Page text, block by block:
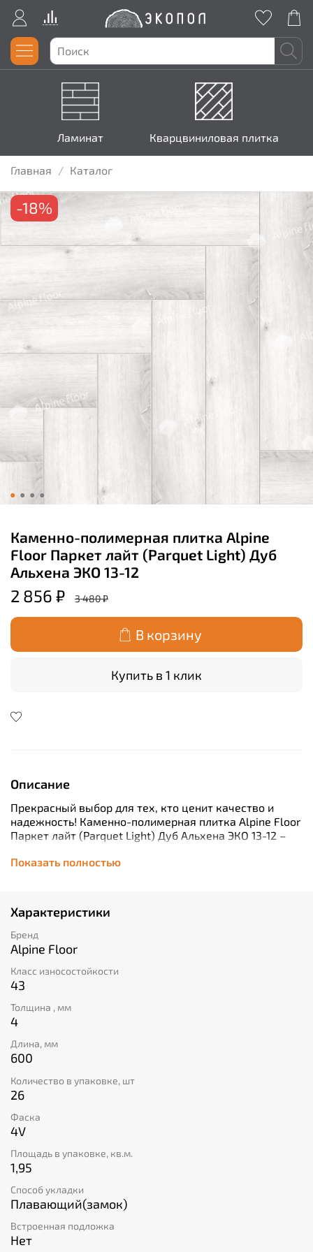
Ламинат Кварцвиниловая плитка
Главная Каталог
-18%
Каменно-полимерная плитка Alpine
Floor Паркет лайт (Parquet Light) Дуб
Альхена ЭКО 13-12
2 856 ₽ 3 480 ₽
В корзину
Купить в 1 клик
Описание
Прекрасный выбор для тех, кто ценит качество и
надежность! Каменно-полимерная плитка Alpine Floor
Паркет лайт (Parquet Light) Дуб Альхена ЭКО 13-12 –
Благодаря классу износостойкости 43, эта плитка
мм, что делает ее легкой и удобной при монтаже. А
благодаря плавающему способу укладки (замок)
установка этой плитки станет быстрой и простой
задачей даже для новичков. И самое главное, класс
пожаробезопасности КМ2 гарантирует вашу
безопасность во время эксплуатации этого продукта.
Показать полностью
Характеристики
Бренд
Alpine Floor
Класс износостойкости
43
Толщина , мм
4
Длина, мм
600
Количество в упаковке, шт
26
Фаска
4V
Площадь в упаковке, кв.м.
1,95
Способ укладки
Плавающий(замок)
Встроенная подложка
Нет